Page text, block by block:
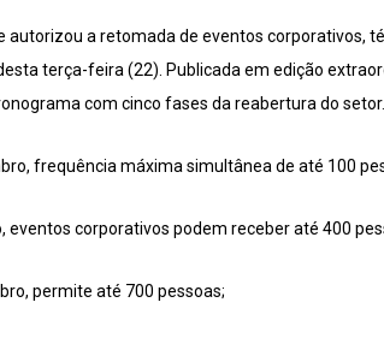
autorizou a retomada de eventos corporativos,
terça-feira (22). Publicada em edição
com cinco fases da reabertura do setor.
frequência máxima simultânea de até 100
eventos corporativos podem receber até 400
permite até 700 pessoas;